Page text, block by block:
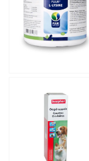
Geïrriteerde
Rode of geïrriteerde
of lichte infecties.
Verhoogde
Wanneer ogen
lijken, is extra
ondersteuning bieden,
dierenartsbezoek